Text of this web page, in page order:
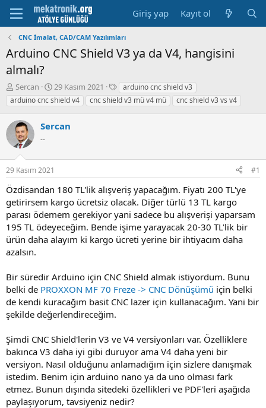
Giriş yap Kayıt ol
CNC İmalat, CAD/CAM Yazılımları
Arduino CNC Shield V3 ya da V4, hangisini
almalı?
K
o
n
u
y
u
b
a
ş
a
t
a
n
Sercan
B
a
ş
a
t
i
h
i
29 Kasım 2021
E
t
i
e
arduino cnc shield v3
arduino cnc shield v4
cnc shield v3 mü v4 mü cnc shield v3 vs v4
Sercan
--
29 Kasım 2021 #1
Özdisandan 180 TL'lik alışveriş yapacağım. Fiyatı 200 TL'ye
getirirsem kargo ücretsiz olacak. Diğer türlü 13 TL kargo
parası ödemem gerekiyor yani sadece bu alışverişi yaparsam
195 TL ödeyeceğim. Bende işime yarayacak 20-30 TL'lik bir
ürün daha alayım ki kargo ücreti yerine bir ihtiyacım daha
azalsın.
Bir süredir Arduino için CNC Shield almak istiyordum. Bunu
belki de PROXXON MF 70 Freze -> CNC Dönüşümü için belki
de kendi kuracağım basit CNC lazer için kullanacağım. Yani bir
şekilde değerlendireceğim.
Şimdi CNC Shield'lerin V3 ve V4 versiyonları var. Özelliklere
bakınca V3 daha iyi gibi duruyor ama V4 daha yeni bir
versiyon. Nasıl olduğunu anlamadığım için sizlere danışmak
istedim. Benim için arduino nano ya da uno olması fark
etmez. Bunun dışında sitedeki özellikleri ve PDF'leri aşağıda
paylaşıyorum, tavsiyeniz nedir?